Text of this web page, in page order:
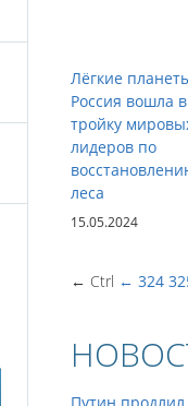
Лёгкие
Россия вошла в
тройку
лидеров по
леса
15.05.2024
← Ctrl ← 324